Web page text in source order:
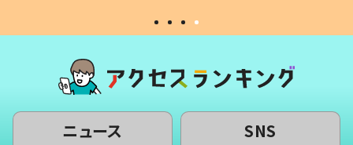
ニュース SNS